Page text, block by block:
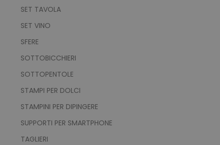
SET TAVOLA
SET VINO
SFERE
SOTTOBICCHIERI
SOTTOPENTOLE
STAMPI PER DOLCI
STAMPINI PER DIPINGERE
SUPPORTI PER SMARTPHONE
TAGLIERI
recently_compared_product